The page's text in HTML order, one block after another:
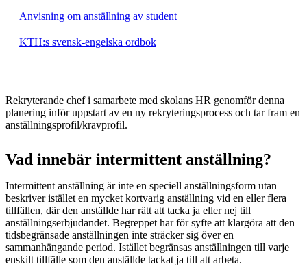
Anvisning om anställning av student
KTH:s svensk-engelska ordbok
Rekryterande chef i samarbete med skolans HR genomför denna
planering inför uppstart av en ny rekryteringsprocess och tar fram en
anställningsprofil/kravprofil.
Vad innebär intermittent anställning?
Intermittent anställning är inte en speciell anställningsform utan
beskriver istället en mycket kortvarig anställning vid en eller flera
tillfällen, där den anställde har rätt att tacka ja eller nej till
anställningserbjudandet. Begreppet har för syfte att klargöra att den
tidsbegränsade anställningen inte sträcker sig över en
sammanhängande period. Istället begränsas anställningen till varje
enskilt tillfälle som den anställde tackat ja till att arbeta.